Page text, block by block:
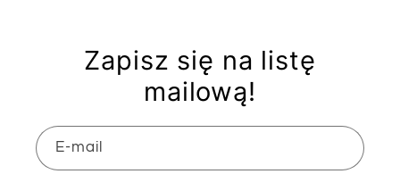
a
Zapisz się na listę
mailową!
E-mail